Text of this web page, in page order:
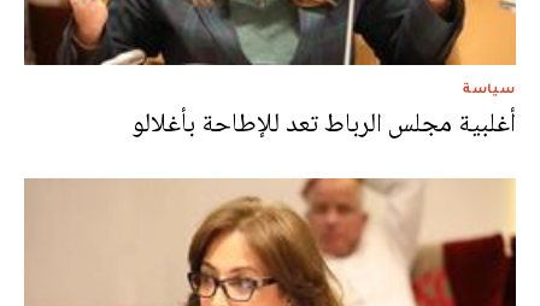
سياسة
أغلبية مجلس الرباط تعد للإطاحة بأغلالو